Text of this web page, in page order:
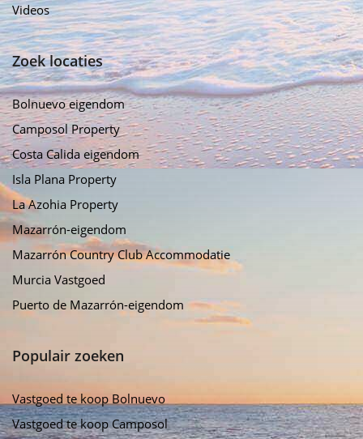
Videos
Zoek locaties
Bolnuevo eigendom
Camposol Property
Costa Calida eigendom
Isla Plana Property
La Azohia Property
Mazarrón-eigendom
Mazarrón Country Club Accommodatie
Murcia Vastgoed
Puerto de Mazarrón-eigendom
Populair zoeken
Vastgoed te koop Bolnuevo
Vastgoed te koop Camposol